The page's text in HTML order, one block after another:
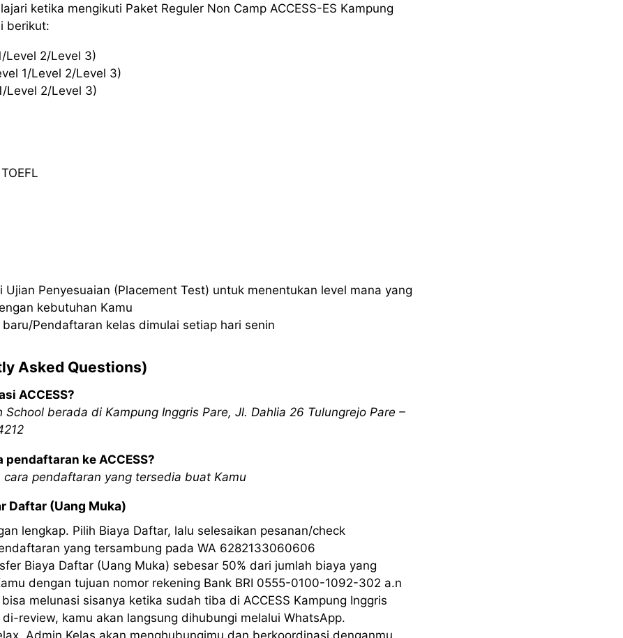
ketika mengikuti Paket Reguler Non Camp ACCESS-ES Kampung
berikut:
Level 2/Level 3)
1/Level 2/Level 3)
Level 2/Level 3)
Ujian Penyesuaian (Placement Test) untuk menentukan level mana yang
kebutuhan Kamu
Pendaftaran kelas dimulai setiap hari senin
Asked Questions)
ACCESS?
berada di Kampung Inggris Pare, Jl. Dahlia 26 Tulungrejo Pare –
ke ACCESS?
pendaftaran yang tersedia buat Kamu
Daftar (Uang Muka)
lengkap. Pilih Biaya Daftar, lalu selesaikan pesanan/check
yang tersambung pada WA 6282133060606
Biaya Daftar (Uang Muka) sebesar 50% dari jumlah biaya yang
dengan tujuan nomor rekening Bank BRI 0555-0100-1092-302 a.n
melunasi sisanya ketika sudah tiba di ACCESS Kampung Inggris
review, kamu akan langsung dihubungi melalui WhatsApp.
Admin Kelas akan menghubungimu dan berkoordinasi denganmu